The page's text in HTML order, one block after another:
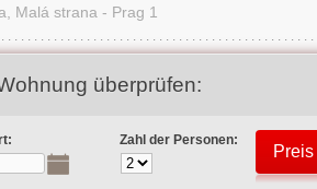
Malá strana - Prag 1
überprüfen:
Zahl der Personen: